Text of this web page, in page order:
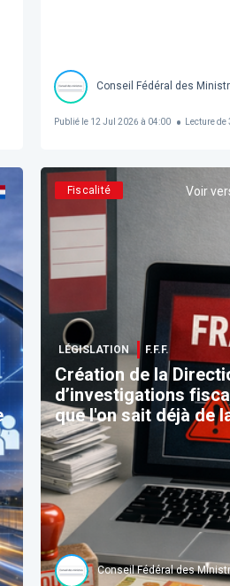
Conseil Fédéral des
Publié le12 Jul 2026 à 04:00 Lecture de
Fiscalité Voir
LÉGISLATION F.F.F.
Création de la
d’investigations
que l'on sait déjà de
Conseil Fédéral des